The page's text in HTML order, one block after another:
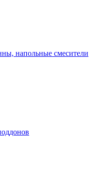
напольные смесители